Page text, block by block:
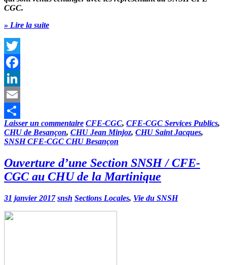
CGC.
» Lire la suite
Twitter
Facebook
LinkedIn
Email
Partager
Laisser un commentaire CFE-CGC, CFE-CGC Services Publics,
CHU de Besançon, CHU Jean Minjoz, CHU Saint Jacques,
SNSH CFE-CGC CHU Besançon
Ouverture d’une Section SNSH / CFE-
CGC au CHU de la Martinique
31 janvier 2017 snsh Sections Locales, Vie du SNSH